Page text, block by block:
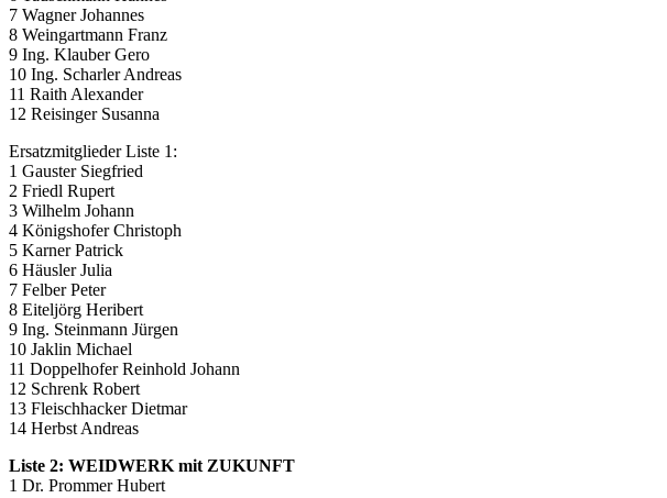
7 Wagner Johannes
8 Weingartmann Franz
9 Ing. Klauber Gero
10 Ing. Scharler Andreas
11 Raith Alexander
12 Reisinger Susanna
Ersatzmitglieder Liste 1:
1 Gauster Siegfried
2 Friedl Rupert
3 Wilhelm Johann
4 Königshofer Christoph
5 Karner Patrick
6 Häusler Julia
7 Felber Peter
8 Eiteljörg Heribert
9 Ing. Steinmann Jürgen
10 Jaklin Michael
11 Doppelhofer Reinhold Johann
12 Schrenk Robert
13 Fleischhacker Dietmar
14 Herbst Andreas
Liste 2: WEIDWERK mit ZUKUNFT
1 Dr. Prommer Hubert